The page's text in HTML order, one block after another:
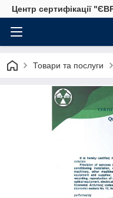
Центр сертифікації
Товари та послуги